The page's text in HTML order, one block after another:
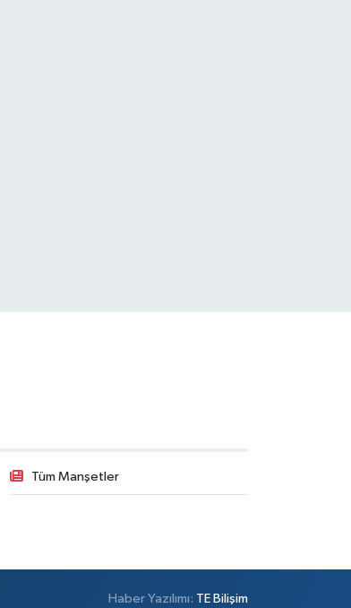
Tüm Manşetler
Haber Yazılımı: TE Bilişim